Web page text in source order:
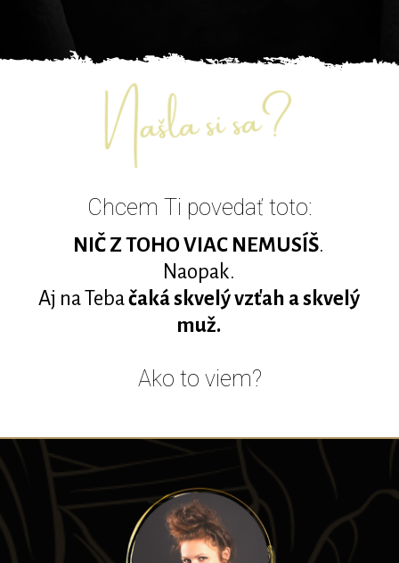
Chcem Ti povedať toto:
NIČ Z TOHO VIAC NEMUSÍŠ.
Naopak.
Aj na Tebačaká skvelý vzťah a skvelý
muž.
Ako to viem?